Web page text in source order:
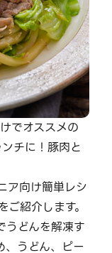
でオススメの
チに！豚肉と
ア向け簡単レシ
紹介します。
うどんを解凍す
うどん、ピー